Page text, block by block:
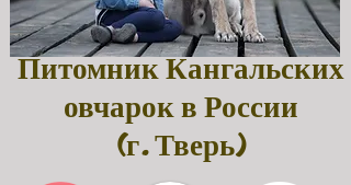
Питомник Кангальских
овчарок в России
(г. Тверь)